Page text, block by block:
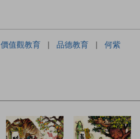
價值觀教育 | 品德教育 | 何紫